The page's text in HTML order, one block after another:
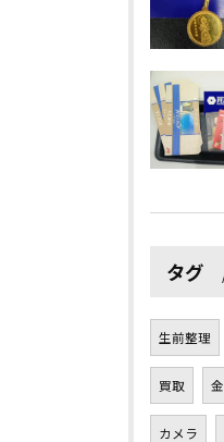
タグ
生前整理
買取 金
カメラ